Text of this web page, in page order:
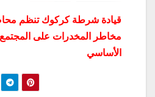
قيادة شرطة كركوك تنظم
مخاطر المخدرات على
الأساسي